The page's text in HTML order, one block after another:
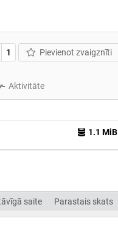
1 Pievienot zvaigznīti
Aktivitāte
1.1 MiB
saite Parastais skats